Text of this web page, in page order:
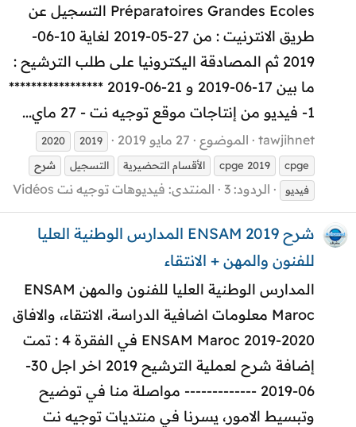
Préparatoires Grandes Ecoles التسجيـل عن
طريق الانترنيت : من 27-05-2019 لغاية 10-06-
2019 ثم المصادقة اليكترونيا على طلب الترشيح :
ما بين 17-06-2019 و 21-06-2019 *****************
1- فيديو من إنتاجات موقع توجيه نت - 27 ماي...
tawjihnet الموضوع 27 مايو 2019 2019
2020
cpge
cpge 2019 الأقسام التحضيرية التسجيل
شرح
فيديو
الردود: 3 المنتدى: فيديوهات توجيه نت Vidéos
شرح ENSAM 2019 المدارس الوطنية العليا
للفنون والمهن + الانتقاء
المدارس الوطنية العليا للفنون والمهن ENSAM
Maroc معلومات اضافية الدراسة، الانتقاء، والافاق
ENSAM Maroc 2019-2020 في الفقرة 4 : تمت
إضافة شرح لعملية الترشيح 2019 اخر اجل 30-
06-2019 ------------- مواصلة منا في توضيح
وتبسيط الامور، يسرنا في منتديات توجيه نت